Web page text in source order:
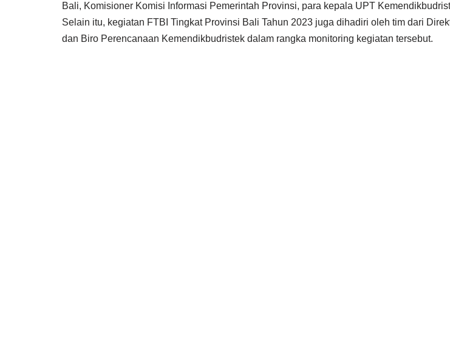
Bali, Komisioner Komisi Informasi Pemerintah Provinsi, para kepala UPT
Selain itu, kegiatan FTBI Tingkat Provinsi Bali Tahun 2023 juga dihadiri oleh tim dari
dan Biro Perencanaan Kemendikbudristek dalam rangka monitoring kegiatan tersebut.